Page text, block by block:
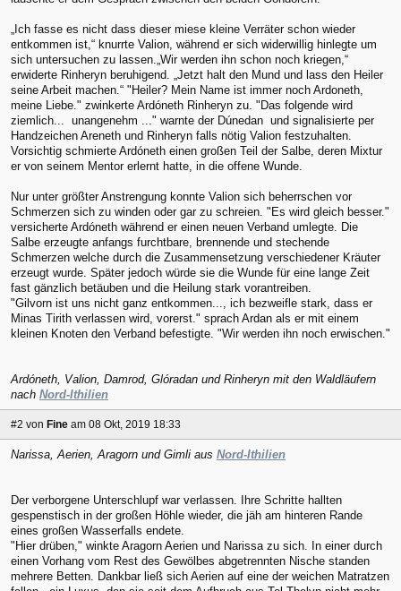
„Ich fasse es nicht dass dieser miese kleine Verräter schon wieder
entkommen ist,“ knurrte Valion, während er sich widerwillig hinlegte um
sich untersuchen zu lassen.„Wir werden ihn schon noch kriegen,“
erwiderte Rinheryn beruhigend. „Jetzt halt den Mund und lass den Heiler
seine Arbeit machen.“ "Heiler? Mein Name ist immer noch Ardoneth,
meine Liebe." zwinkerte Ardóneth Rinheryn zu. "Das folgende wird
ziemlich... unangenehm ..." warnte der Dúnedan und signalisierte per
Handzeichen Areneth und Rinheryn falls nötig Valion festzuhalten.
Vorsichtig schmierte Ardóneth einen großen Teil der Salbe, deren Mixtur
er von seinem Mentor erlernt hatte, in die offene Wunde.
Nur unter größter Anstrengung konnte Valion sich beherrschen vor
Schmerzen sich zu winden oder gar zu schreien. "Es wird gleich besser."
versicherte Ardóneth während er einen neuen Verband umlegte. Die
Salbe erzeugte anfangs furchtbare, brennende und stechende
Schmerzen welche durch die Zusammensetzung verschiedener Kräuter
erzeugt wurde. Später jedoch würde sie die Wunde für eine lange Zeit
fast gänzlich betäuben und die Heilung stark vorantreiben.
"Gilvorn ist uns nicht ganz entkommen..., ich bezweifle stark, dass er
Minas Tirith verlassen wird, vorerst." sprach Ardan als er mit einem
kleinen Knoten den Verband befestigte. "Wir werden ihn noch erwischen."
Ardóneth, Valion, Damrod, Glóradan und Rinheryn mit den Waldläufern
nach Nord-Ithilien
#2 von Fine am 08 Okt, 2019 18:33
Narissa, Aerien, Aragorn und Gimli aus Nord-Ithilien
Der verborgene Unterschlupf war verlassen. Ihre Schritte hallten
gespenstisch in der großen Höhle wieder, die jäh am hinteren Rande
eines großen Wasserfalls endete.
"Hier drüben," winkte Aragorn Aerien und Narissa zu sich. In einer durch
einen Vorhang vom Rest des Gewölbes abgetrennten Nische standen
mehrere Betten. Dankbar ließ sich Aerien auf eine der weichen Matratzen